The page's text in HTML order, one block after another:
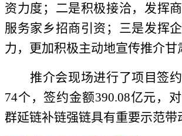
资力度；二是积极接洽，发挥商
服务家乡招商引资；三是发挥
力，更加积极主动地宣传推介甘
推介会现场进行了项目签
74个，签约金额390.08亿元，
群延链补链强链具有重要示范带